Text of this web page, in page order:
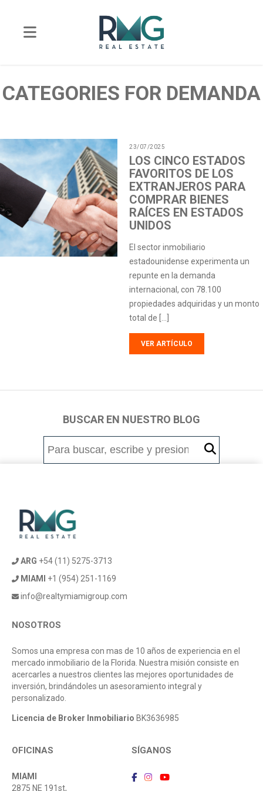
CATEGORIES FOR DEMANDA
23/07/2025
LOS CINCO ESTADOS
FAVORITOS DE LOS
EXTRANJEROS PARA
COMPRAR BIENES
RAÍCES EN ESTADOS
UNIDOS
El sector inmobiliario
estadounidense experimenta un
repunte en la demanda
internacional, con 78.100
propiedades adquiridas y un monto
total de […]
VER ARTÍCULO
BUSCAR EN NUESTRO BLOG
ARG +54 (11) 5275-3713
MIAMI
+1 (954) 251-1169
info@realtymiamigroup.com
NOSOTROS
Somos una empresa con mas de 10 años de experiencia en el
mercado inmobiliario de la Florida. Nuestra misión consiste en
acercarles a nuestros clientes las mejores oportunidades de
inversión, brindándoles un asesoramiento integral y
personalizado.
Licencia de Broker Inmobiliario BK3636985
OFICINAS
MIAMI
2875 NE 191st,
SÍGANOS